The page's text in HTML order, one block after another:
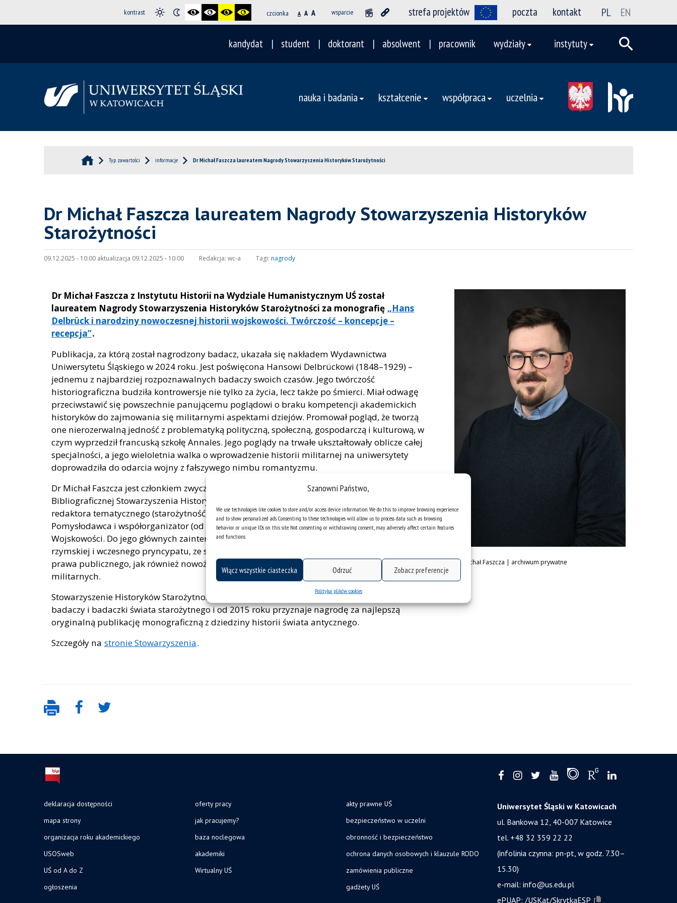
Szanowni Państwo,
We use technologies like cookies to store and/or access device information. We do this to improve browsing experience
and to show personalized ads. Consenting to these technologies will allow us to process data such as browsing
behavior or unique IDs on this site. Not consenting or withdrawing consent, may adversely affect certain features
and functions.
Włącz wszystkie ciasteczka Odrzuć Zobacz preferencje
Polityka plików cookies
kontrast czcionka A A A wsparcie strefa projektów poczta kontakt PL EN
kandydat student doktorant absolwent pracownik wydziały instytuty
nauka i badania kształcenie współpraca uczelnia
Typ zawartości informacje Dr Michał Faszcza laureatem Nagrody Stowarzyszenia Historyków Starożytności
Dr Michał Faszcza laureatem Nagrody Stowarzyszenia Historyków
Starożytności
09.12.2025 - 10:00 aktualizacja 09.12.2025 - 10:00 Redakcja: wc-a Tagi: nagrody
Dr Michał Faszcza z Instytutu Historii na Wydziale Humanistycznym UŚ został
laureatem Nagrody Stowarzyszenia Historyków Starożytności za monografię „Hans
Delbrück i narodziny nowoczesnej historii wojskowości. Twórczość – koncepcje –
recepcja”.
Publikacja, za którą został nagrodzony badacz, ukazała się nakładem Wydawnictwa
Uniwersytetu Śląskiego w 2024 roku. Jest poświęcona Hansowi Delbrückowi (1848–1929) –
jednemu z najbardziej rozpoznawalnych badaczy swoich czasów. Jego twórczość
historiograficzna budziła kontrowersje nie tylko za życia, lecz także po śmierci. Miał odwagę
przeciwstawić się powszechnie panującemu poglądowi o braku kompetencji akademickich
historyków do zajmowania się militarnymi aspektami dziejów. Promował pogląd, że tworzą
one nierozerwalną jedność z problematyką polityczną, społeczną, gospodarczą i kulturową, w
czym wyprzedził francuską szkołę Annales. Jego poglądy na trwałe ukształtowały oblicze całej
specjalności, a jego wieloletnia walka o wprowadzenie historii militarnej na uniwersytety
doprowadziła do odarcia wojny z fałszywego nimbu romantyzmu.
Dr Michał Faszcza jest członkiem zwyczajnym, a od 2022 roku przewodniczącym Komisji
Bibliograficznej Stowarzyszenia Historyków Starożytności. Od 2024 roku pełni funkcję
redaktora tematycznego (starożytność) czasopisma naukowego „Wieki Stare i Nowe”.
Pomysłodawca i współorganizator (od 2024 roku) Ogólnopolskiego Seminarium Historyków
Wojskowości. Do jego głównych zainteresowań badawczych należą: historia republiki
rzymskiej i wczesnego pryncypatu, ze szczególnym uwzględnieniem wojskowości oraz
prawa publicznego, jak również nowożytna recepcja rzymskich koncepcji polityczno-
militarnych.
Stowarzyszenie Historyków Starożytności jest największą polską organizacją skupiającą
badaczy i badaczki świata starożytnego i od 2015 roku przyznaje nagrodę za najlepszą
oryginalną publikację monograficzną z dziedziny historii świata antycznego.
Szczegóły na stronie Stowarzyszenia.
Dr Michał Faszcza | archiwum prywatne
deklaracja dostępności
mapa strony
organizacja roku akademickiego
USOSweb
UŚ od A do Z
ogłoszenia
oferty pracy
jak pracujemy?
baza noclegowa
akademiki
Wirtualny UŚ
akty prawne UŚ
bezpieczeństwo w uczelni
obronność i bezpieczeństwo
ochrona danych osobowych i klauzule RODO
zamówienia publiczne
gadżety UŚ
Uniwersytet Śląski w Katowicach
ul. Bankowa 12, 40-007 Katowice
tel. +48 32 359 22 22
(infolinia czynna: pn-pt, w godz. 7.30–
15.30)
e-mail: info@us.edu.pl
ePUAP: /USKat/SkrytkaESP